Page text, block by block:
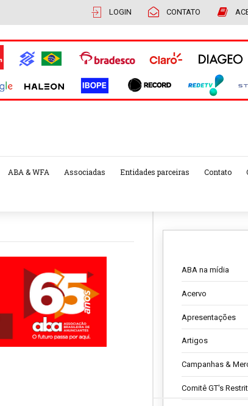
LOGIN CONTATO
ABA & WFA Associadas Entidades parceiras Contato
ABA na mídia
Acervo
Apresentações
Artigos
Campanhas &
Comitê GT's